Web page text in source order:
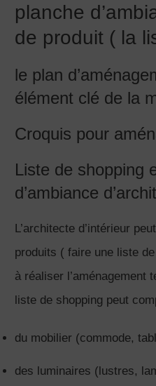
planche
de produit ( la
le plan
élément clé de la
Croquis pour
Liste de shopping
d’ambiance
L’architecte d’intérieur
produits ( faire une liste
à réaliser l’aménagement
liste de shopping peut
du mobilier (commode,
des luminaires (lustres,